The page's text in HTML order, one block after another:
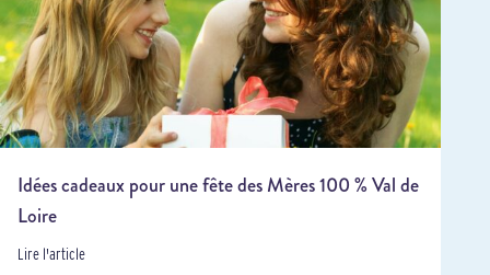
Idées cadeaux pour une fête des Mères 100 % Val de
Loire
Lire l'article